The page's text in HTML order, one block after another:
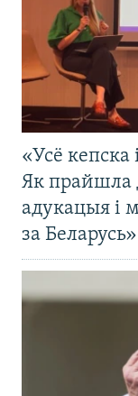
«Усё кепска
Як прайшла
адукацыя і
за Беларусь»